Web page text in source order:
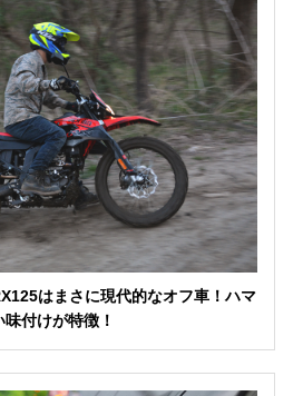
はまさに現代的なオフ車！ハマ
付けが特徴！